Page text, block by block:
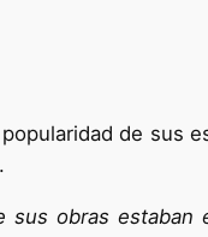
de sus
sus obras